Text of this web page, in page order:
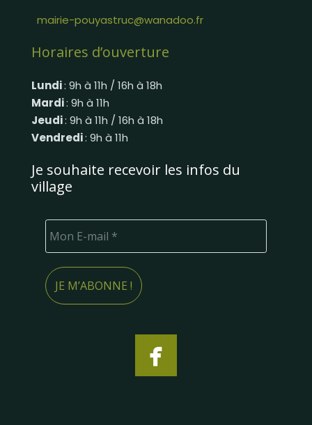
mairie-pouyastruc@wanadoo.fr
Horaires d’ouverture
Lundi: 9h à 11h / 16h à 18h
Mardi: 9h à 11h
Jeudi: 9h à 11h / 16h à 18h
Vendredi: 9h à 11h
Je souhaite recevoir les infos du
village